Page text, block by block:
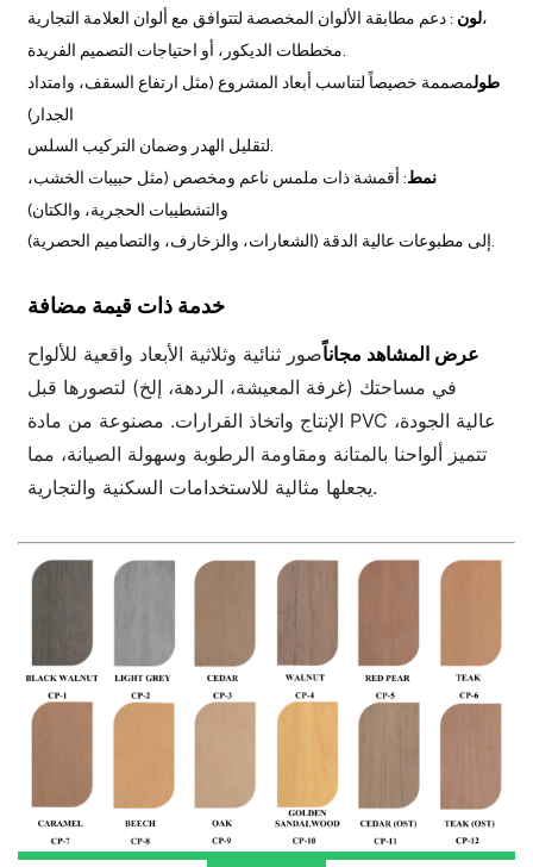
لون: دعم مطابقة الألوان المخصصة لتتوافق مع ألوان العلامة التجارية،
مخططات الديكور، أو احتياجات التصميم الفريدة.
طولمصممة خصيصاً لتناسب أبعاد المشروع (مثل ارتفاع السقف، وامتداد
الجدار)
لتقليل الهدر وضمان التركيب السلس.
نمط: أقمشة ذات ملمس ناعم ومخصص (مثل حبيبات الخشب،
والتشطيبات الحجرية، والكتان)
إلى مطبوعات عالية الدقة (الشعارات، والزخارف، والتصاميم الحصرية).
خدمة ذات قيمة مضافة
عرض المشاهد مجاناًصور ثنائية وثلاثية الأبعاد واقعية للألواح
في مساحتك (غرفة المعيشة، الردهة، إلخ) لتصورها قبل
الإنتاج واتخاذ القرارات. مصنوعة من مادة PVC عالية الجودة،
تتميز ألواحنا بالمتانة ومقاومة الرطوبة وسهولة الصيانة، مما
يجعلها مثالية للاستخدامات السكنية والتجارية.